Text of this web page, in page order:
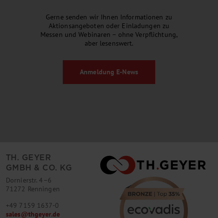
Gerne senden wir Ihnen Informationen zu
Aktionsangeboten oder Einladungen zu
Messen und Webinaren – ohne Verpflichtung,
aber lesenswert.
Anmeldung E-News
TH. GEYER
GMBH & CO. KG
Dornierstr. 4–6
71272 Renningen
+49 7159 1637-0
sales@thgeyer.de